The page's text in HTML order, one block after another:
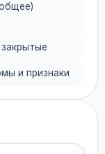
и признаки